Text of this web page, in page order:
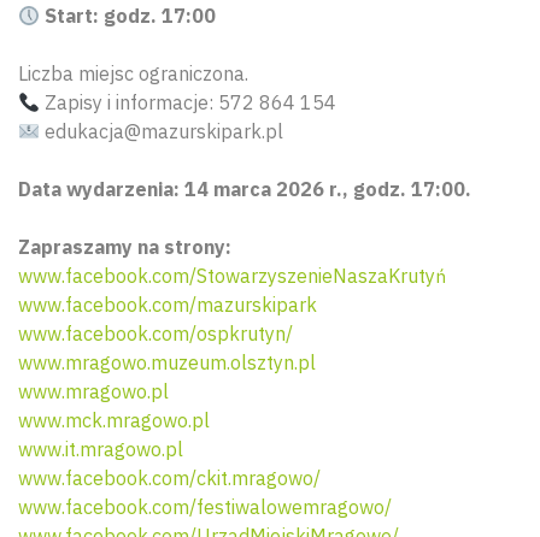
Start: godz. 17:00
Liczba miejsc ograniczona.
Zapisy i informacje: 572 864 154
edukacja@mazurskipark.pl
Data wydarzenia: 14 marca 2026 r., godz. 17:00.
Zapraszamy na strony:
www.facebook.com/StowarzyszenieNaszaKrutyń
www.facebook.com/mazurskipark
www.facebook.com/ospkrutyn/
www.mragowo.muzeum.olsztyn.pl
www.mragowo.pl
www.mck.mragowo.pl
www.it.mragowo.pl
www.facebook.com/ckit.mragowo/
www.facebook.com/festiwalowemragowo/